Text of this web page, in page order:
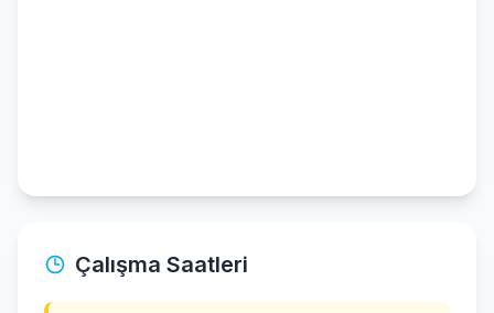
Çalışma Saatleri